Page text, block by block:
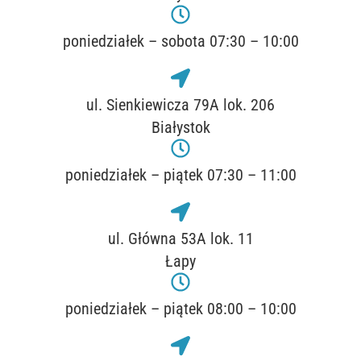
poniedziałek – sobota 07:30 – 10:00
ul. Sienkiewicza 79A lok. 206
Białystok
poniedziałek – piątek 07:30 – 11:00
ul. Główna 53A lok. 11
Łapy
poniedziałek – piątek 08:00 – 10:00